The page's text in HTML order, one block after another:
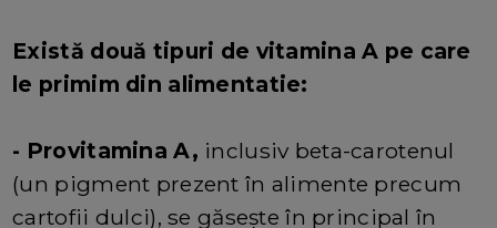
Există două tipuri de vitamina A pe care
le primim din alimentatie:
- Provitamina A, inclusiv beta-carotenul
(un pigment prezent în alimente precum
cartofii dulci), se găsește în principal în